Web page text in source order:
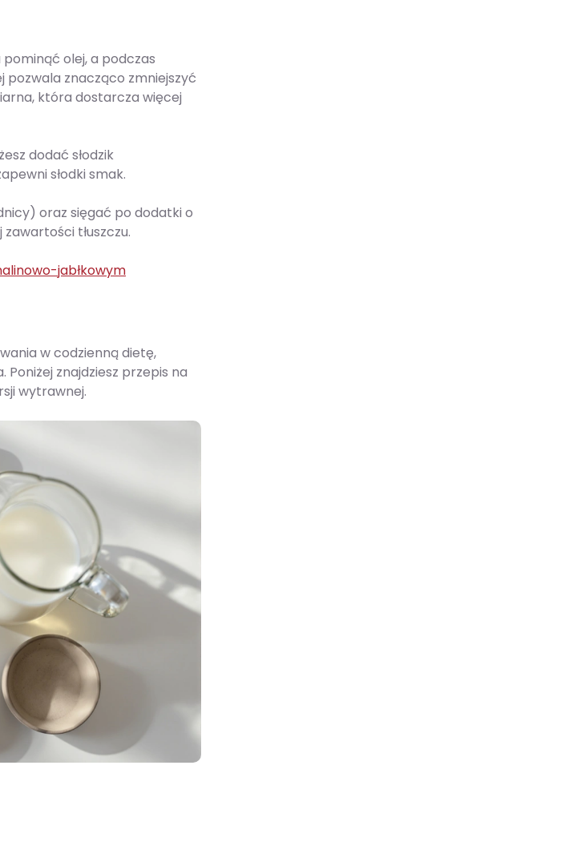
olej, a podczas
pozwala znacząco zmniejszyć
która dostarcza więcej
dodać słodzik
słodki smak.
oraz sięgać po dodatki o
tłuszczu.
jabłkowym
w codzienną dietę,
znajdziesz przepis na
wytrawnej.